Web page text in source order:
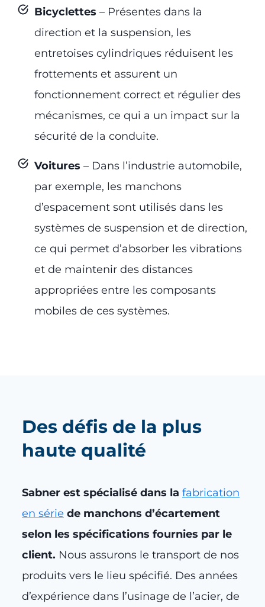
Bicyclettes – Présentes dans la
direction et la suspension, les
entretoises cylindriques réduisent les
frottements et assurent un
fonctionnement correct et régulier des
mécanismes, ce qui a un impact sur la
sécurité de la conduite.
Voitures – Dans l’industrie automobile,
par exemple, les manchons
d’espacement sont utilisés dans les
systèmes de suspension et de direction,
ce qui permet d’absorber les vibrations
et de maintenir des distances
appropriées entre les composants
mobiles de ces systèmes.
Des défis de la plus
haute qualité
Sabner est spécialisé dans la fabrication
en série de manchons d’écartement
selon les spécifications fournies par le
client. Nous assurons le transport de nos
produits vers le lieu spécifié. Des années
d’expérience dans l’usinage de l’acier, de